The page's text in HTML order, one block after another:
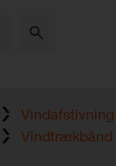
Vindafstivning
Vindtrækbånd